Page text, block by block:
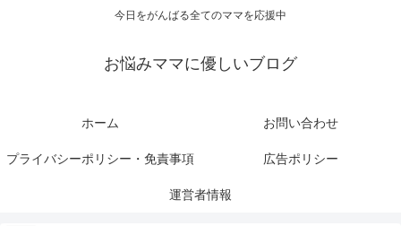
今日をがんばる全てのママを応援中
お悩みママに優しいブログ
ホーム お問い合わせ
プライバシーポリシー・免責事項 広告ポリシー
運営者情報